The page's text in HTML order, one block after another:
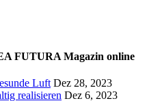
FUTURA Magazin online
Luft Dez 28, 2023
realisieren Dez 6, 2023